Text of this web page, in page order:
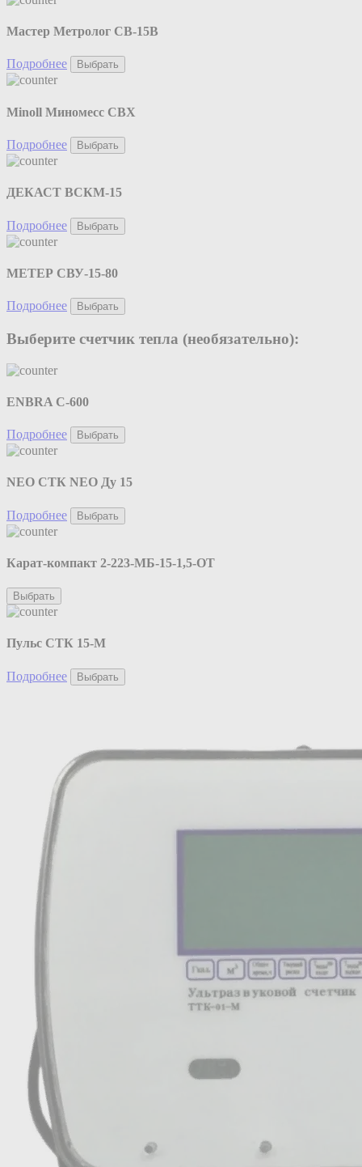
Мастер Метролог СВ-15В
Подробнее Выбрать
Minoll Миномесс СВХ
Подробнее Выбрать
ДЕКАСТ ВСКМ-15
Подробнее Выбрать
МЕТЕР СВУ-15-80
Подробнее Выбрать
Выберите счетчик тепла (необязательно):
ENBRA C-600
Подробнее Выбрать
NEO CТК NEO Ду 15
Подробнее Выбрать
Карат-компакт 2-223-МБ-15-1,5-ОТ
Выбрать
Пульс СТК 15-М
Подробнее Выбрать